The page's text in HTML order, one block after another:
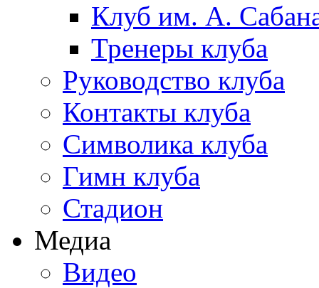
Клуб им. А.
Тренеры клуба
Руководство клуба
Контакты клуба
Символика клуба
Гимн клуба
Стадион
Медиа
Видео